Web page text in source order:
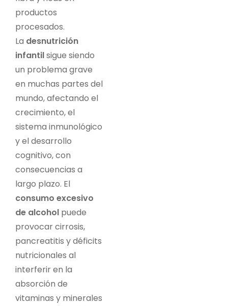
productos
procesados.
La desnutrición
infantilsigue siendo
un problema grave
en muchas partes del
mundo, afectando el
crecimiento, el
sistema inmunológico
y el desarrollo
cognitivo, con
consecuencias a
largo plazo. El
consumo excesivo
de alcohol puede
provocar cirrosis,
pancreatitis y déficits
nutricionales al
interferir en la
absorción de
vitaminas y minerales